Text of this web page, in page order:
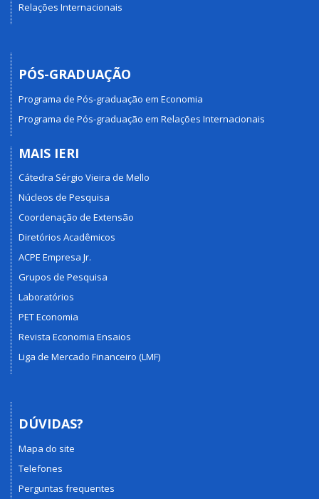
Relações Internacionais
PÓS-GRADUAÇÃO
Programa de Pós-graduação em Economia
Programa de Pós-graduação em Relações Internacionais
MAIS IERI
Cátedra Sérgio Vieira de Mello
Núcleos de Pesquisa
Coordenação de Extensão
Diretórios Acadêmicos
ACPE Empresa Jr.
Grupos de Pesquisa
Laboratórios
PET Economia
Revista Economia Ensaios
Liga de Mercado Financeiro (LMF)
DÚVIDAS?
Mapa do site
Telefones
Perguntas frequentes